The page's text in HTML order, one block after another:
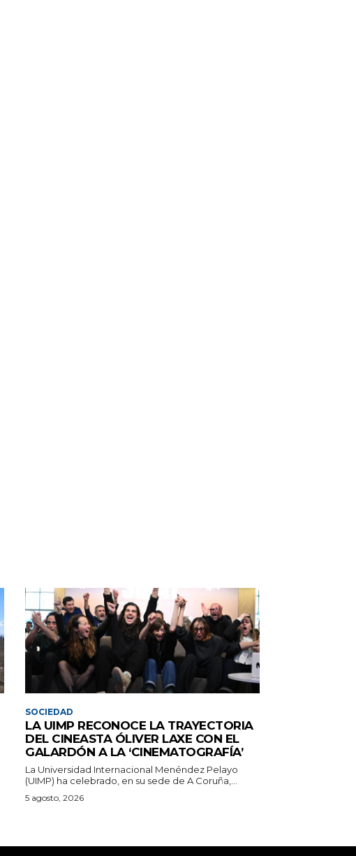
SOCIEDAD
LA UIMP RECONOCE LA TRAYECTORIA
DEL CINEASTA ÓLIVER LAXE CON EL
GALARDÓN A LA ‘CINEMATOGRAFÍA’
La Universidad Internacional Menéndez Pelayo
(UIMP) ha celebrado, en su sede de A Coruña,...
5 agosto, 2026